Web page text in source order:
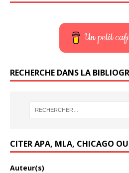
Un petit
RECHERCHE DANS LA
CITER APA, MLA, CHICAGO
Auteur(s)